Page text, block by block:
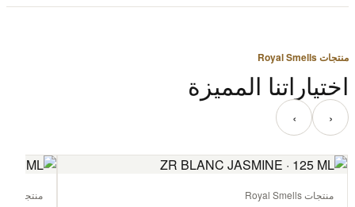
منتجات Royal Smells
اختياراتنا المميزة
‹ ›
منتجات Royal Smells منتجات Royal Smells